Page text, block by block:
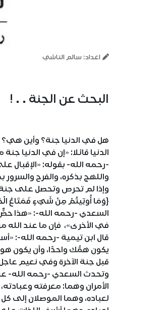
اعداد: سالم الناشي
البحث عن الجنة . . !
هل في الدنيا جنة؟ وأين هي؟
الدنيا قائلا: «إن في الدنيا
-رحمه الله- بقوله: «الإقبال
واللهج بذكره، والفرح
وإذا لم تحرص وتحصل على جنة
السعدي -رحمه الله-: «هذا حضٌّ
في الأخرى»، فإن ما عند الله
قال ابن تيمية -رحمه الله-:
يكون همُّك واحدًا، وأن يكون
قبل جنة الآخرة وفي نعيم
وتحدث السعدي -رحمه الله- عن
الأمران وهما: معرفته
لعباده، وهما الموصلان إلى